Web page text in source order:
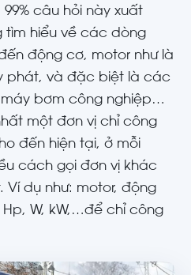
99% câu hỏi này xuất
hiểu về các dòng
động cơ, motor như là
phát, và đặc biệt là các
bơm công nghiệp…
một đơn vị chỉ công
đến hiện tại, ở mỗi
cách gọi đơn vị khác
Ví dụ như: motor, động
W, kW,…để chỉ công